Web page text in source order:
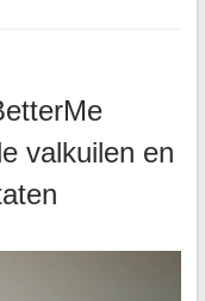
valkuilen en